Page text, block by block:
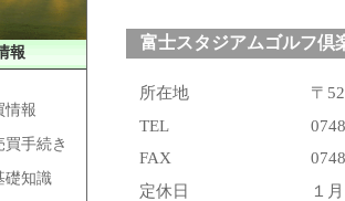
報
情報
買手続き
礎知識
富士スタジアムゴルフ倶
所在地
〒
TEL
FAX
定休日
１